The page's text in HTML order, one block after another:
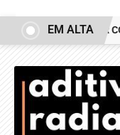
TEM MAIS A VER COM
EM ALTA